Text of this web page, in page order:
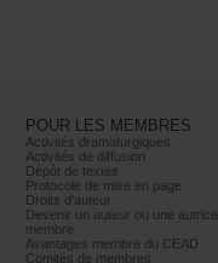
POURLESMEMBRES
Activitésdramaturgiques
Activitésdediffusion
Dépôtdetextes
Protocoledemiseenpage
Droitsd’auteur
Devenirunauteurouuneautrice
membre
AvantagesmembreduCEAD
Comitésdemembres